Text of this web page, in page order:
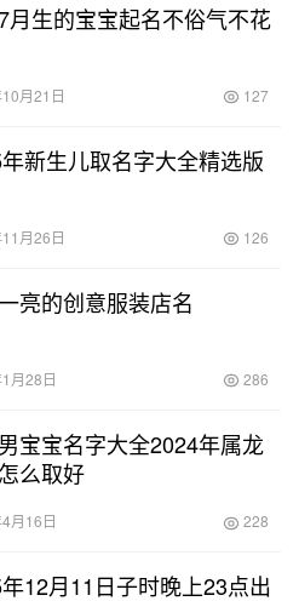
月生的宝宝起名不俗气不花
月21日 127
新生儿取名字大全精选版
月26日 126
亮的创意服装店名
月28日 286
宝宝名字大全2024年属龙
么取好
月16日 228
12月11日子时晚上23点出